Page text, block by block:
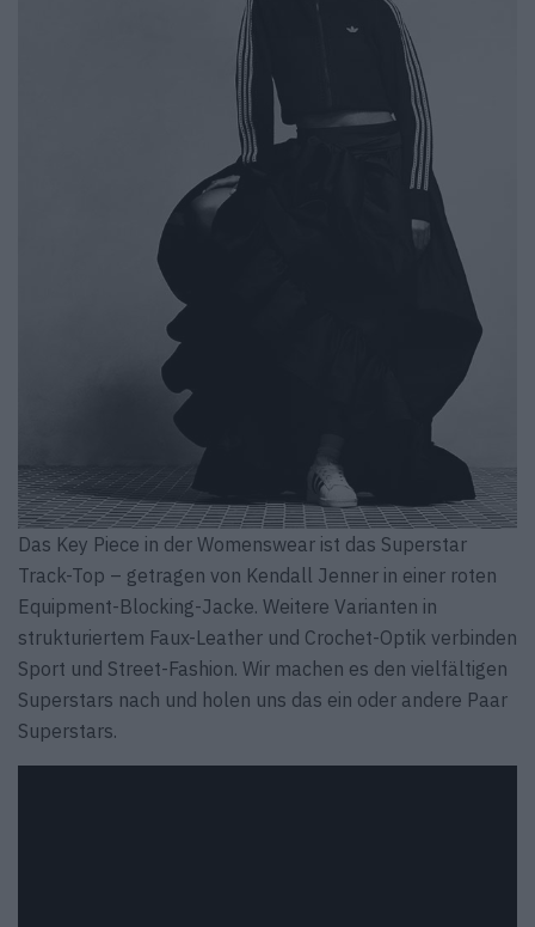
Das Key Piece in der Womenswear ist das Superstar
Track-Top – getragen von Kendall Jenner in einer roten
Equipment-Blocking-Jacke. Weitere Varianten in
strukturiertem Faux-Leather und Crochet-Optik verbinden
Sport und Street-Fashion. Wir machen es den vielfältigen
Superstars nach und holen uns das ein oder andere Paar
Superstars.